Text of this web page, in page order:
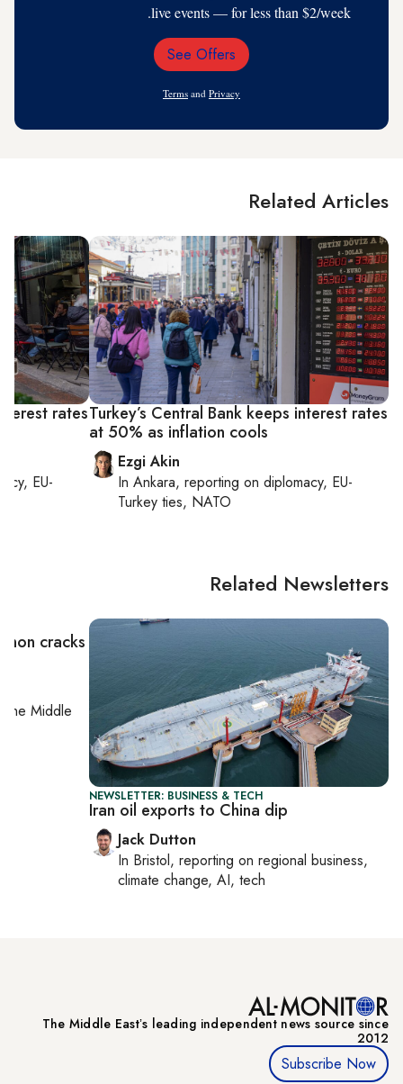
live events — for less than $2/week.
Email
See Offers
Terms and Privacy
Related Articles
Turkey’s Central Bank keeps interest rates
at 50% as inflation cools
Ezgi Akin
InAnkara, reporting ondiplomacy, EU-
Turkey ties, NATO
rates
EU-
Related Newsletters
NEWSLETTER: BUSINESS & TECH
Iran oil exports to China dip
Jack Dutton
In Bristol, reporting onregional business,
climate change, AI, tech
cracks
the Middle
The Middle Eastʼs leading independent news source since
2012
Subscribe Now